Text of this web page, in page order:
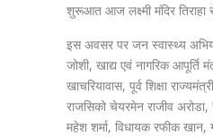
शुरूआत आज लक्ष्मी मंदिर तिराहा
इस अवसर पर जन स्वास्थ्य
जोशी, खाद्य एवं नागरिक आपूर्ति
खाचरियावास, पूर्व शिक्षा
राजसिको चेयरमेन राजीव अरोडा,
महेश शर्मा, विधायक रफीक खान,